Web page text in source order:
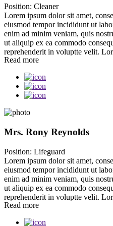
accusamus et iusto odio
praesentium voluptatum deleniti
molestias excepturi sint occaecati
sunt in culpa qui officia deserunt
dolorum fuga. Et harum quidem
distinctio.
Position: Cleaner
Lorem ipsum dolor sit amet,
eiusmod tempor incididunt ut
enim ad minim veniam, quis
ut aliquip ex ea commodo
reprehenderit in voluptte velit.
consectetur adipisicing elit, sed
nostrud exercitation ullamco
consequat. Duis aute irure dolor
velit.Lorem ipsum dolor amet
do eiusmod tempor incididunt ut
enim ad minim veniam, quis
reprehenderit.At vero eos et
accusamus et iusto odio
praesentium voluptatum deleniti
molestias excepturi sint occaecati
sunt in culpa qui officia deserunt
dolorum fuga. Et harum quidem
distinctio.
Read more
Mrs. Rony Reynolds
Position: Lifeguard
Lorem ipsum dolor sit amet,
eiusmod tempor incididunt ut
enim ad minim veniam, quis
ut aliquip ex ea commodo
reprehenderit in voluptte velit.
consectetur adipisicing elit, sed
nostrud exercitation ullamco
Read more